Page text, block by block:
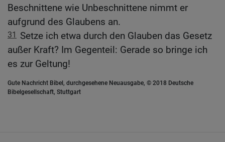
Beschnittene wie Unbeschnittene nimmt er
aufgrund des Glaubens an.
31 Setze ich etwa durch den Glauben das Gesetz
außer Kraft? Im Gegenteil: Gerade so bringe ich
es zur Geltung!
Gute Nachricht Bibel, durchgesehene Neuausgabe, © 2018 Deutsche
Bibelgesellschaft, Stuttgart